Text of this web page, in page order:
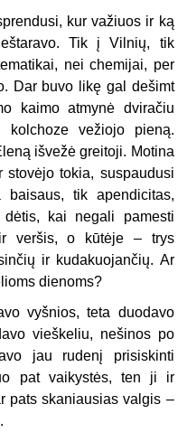
kur važiuos ir ką
Tik į Vilnių, tik
nei chemijai, per
Dar buvo likę gal dešimt
kaimo atmynė dviračiu
vežiojo pieną.
išvežė greitoji. Motina
stovėjo tokia, suspaudusi
tik apendicitas,
kai negali pamesti
veršis, o kūtėje – trys
ir kudakuojančių. Ar
dienoms?
vyšnios, teta duodavo
vieškeliu, nešinos po
jau rudenį prisiskinti
pat vaikystės, ten ji ir
pats skaniausias valgis –